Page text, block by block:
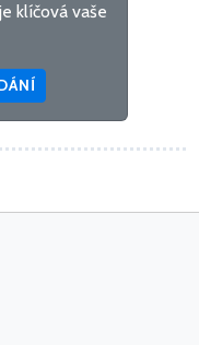
klíčová vaše